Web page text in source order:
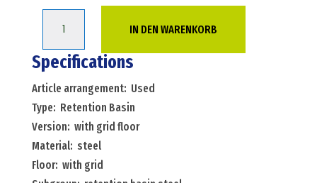
steel
retention
basin
with
grid
floor
Menge
IN DEN WARENKORB
Specifications
Article arrangement: Used
Type: Retention Basin
Version: with grid floor
Material: steel
Floor: with grid